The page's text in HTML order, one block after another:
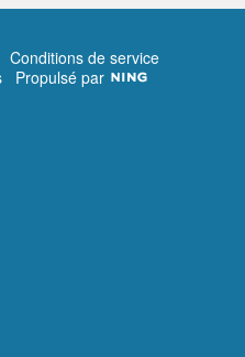
Conditions de service
Propulsé par